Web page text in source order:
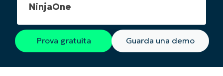
NinjaOne
Prova gratuita Guarda una demo